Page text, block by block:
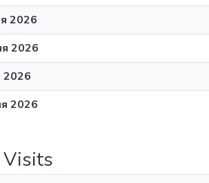
2026
2026
2026
2026